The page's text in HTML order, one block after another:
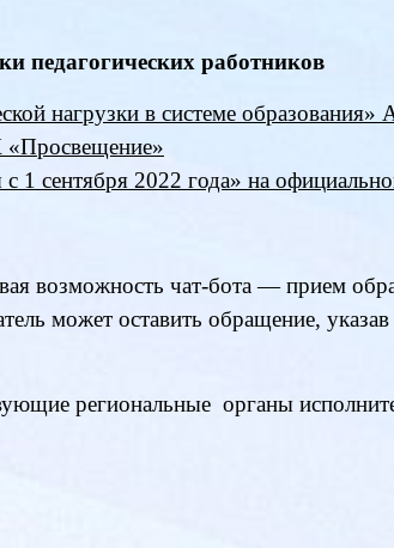
педагогических работников
нагрузки в системе
«Просвещение»
1 сентября 2022 года» на
возможность чат-бота — прием
может оставить обращение,
региональные органы